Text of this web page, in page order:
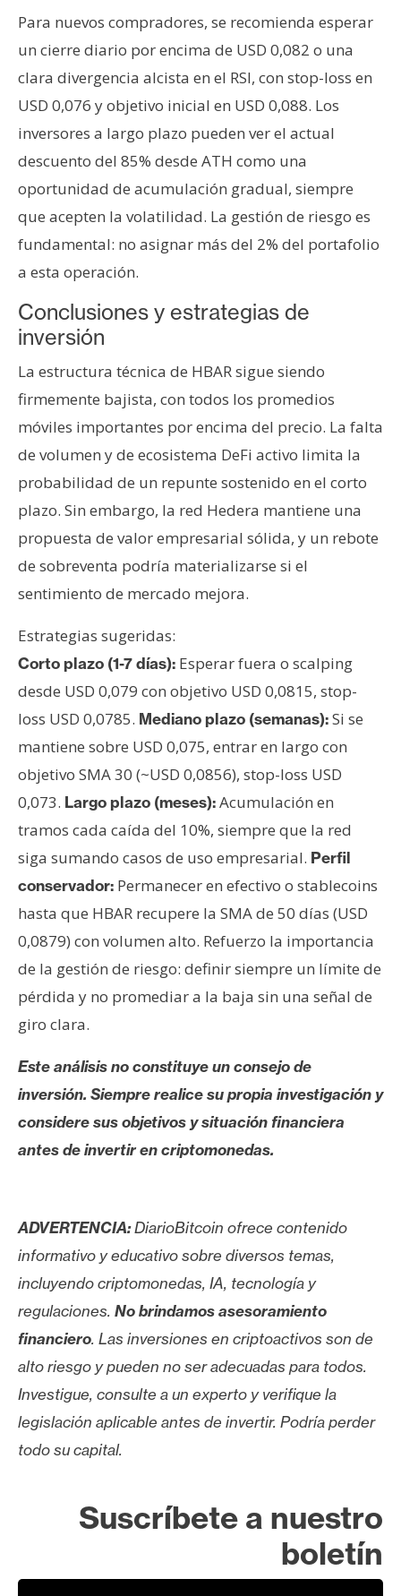
Para nuevos compradores, se recomienda esperar
un cierre diario por encima de USD 0,082 o una
clara divergencia alcista en el RSI, con stop-loss en
USD 0,076 y objetivo inicial en USD 0,088. Los
inversores a largo plazo pueden ver el actual
descuento del 85% desde ATH como una
oportunidad de acumulación gradual, siempre
que acepten la volatilidad. La gestión de riesgo es
fundamental: no asignar más del 2% del portafolio
a esta operación.
Conclusiones y estrategias de
inversión
La estructura técnica de HBAR sigue siendo
firmemente bajista, con todos los promedios
móviles importantes por encima del precio. La falta
de volumen y de ecosistema DeFi activo limita la
probabilidad de un repunte sostenido en el corto
plazo. Sin embargo, la red Hedera mantiene una
propuesta de valor empresarial sólida, y un rebote
de sobreventa podría materializarse si el
sentimiento de mercado mejora.
Estrategias sugeridas:
Corto plazo (1-7 días): Esperar fuera o scalping
desde USD 0,079 con objetivo USD 0,0815, stop-
loss USD 0,0785. Mediano plazo (semanas):Si se
mantiene sobre USD 0,075, entrar en largo con
objetivo SMA 30 (~USD 0,0856), stop-loss USD
0,073. Largo plazo (meses):Acumulación en
tramos cada caída del 10%, siempre que la red
siga sumando casos de uso empresarial. Perfil
conservador: Permanecer en efectivo o stablecoins
hasta que HBAR recupere la SMA de 50 días (USD
0,0879) con volumen alto. Refuerzo la importancia
de la gestión de riesgo: definir siempre un límite de
pérdida y no promediar a la baja sin una señal de
giro clara.
Este análisis no constituye un consejo de
inversión. Siempre realice su propia investigación y
considere sus objetivos y situación financiera
antes de invertir en criptomonedas.
ADVERTENCIA:DiarioBitcoin ofrece contenido
informativo y educativo sobre diversos temas,
incluyendo criptomonedas, IA, tecnología y
regulaciones. No brindamos asesoramiento
financiero. Las inversiones en criptoactivos son de
alto riesgo y pueden no ser adecuadas para todos.
Investigue, consulte a un experto y verifique la
legislación aplicable antes de invertir. Podría perder
todo su capital.
Suscríbete a nuestro
boletín